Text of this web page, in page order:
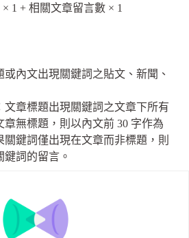
1 + 相關文章留言數 × 1
內文出現關鍵詞之貼文、新聞、
文章標題出現關鍵詞之文章下所有
章無標題，則以內文前 30 字作為
關鍵詞僅出現在文章而非標題，則
詞的留言。